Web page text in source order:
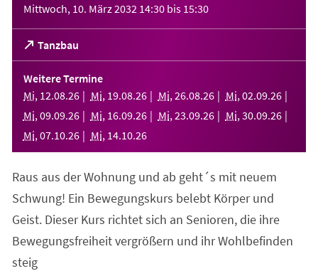
Mittwoch, 10. März 2032 14:30 bis 15:30
Tanzbau
(Öffnet
in
einem
neuen
Tab)
Weitere Termine
Mi, 12.08.26 Mi, 19.08.26 Mi, 26.08.26 Mi, 02.09.26
Mi, 09.09.26 Mi, 16.09.26 Mi, 23.09.26 Mi, 30.09.26
Mi, 07.10.26 Mi, 14.10.26
Raus aus der Wohnung und ab geht´s mit neuem
Schwung! Ein Bewegungskurs belebt Körper und
Geist. Dieser Kurs richtet sich an Senioren, die ihre
Bewegungsfreiheit vergrößern und ihr Wohlbefinden
steig